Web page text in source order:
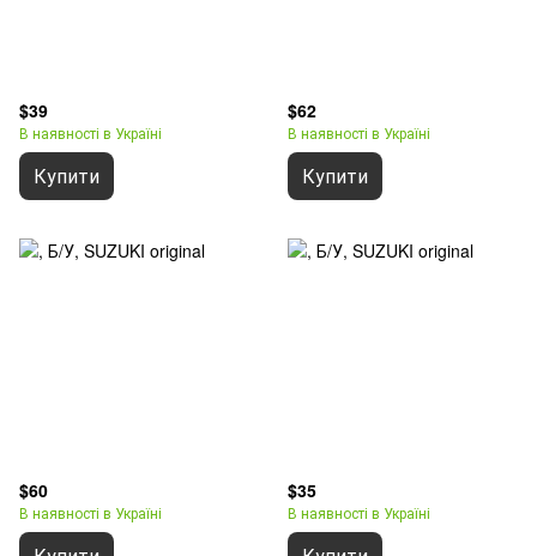
$39
В наявності в Україні
Купити
$62
В наявності в Україні
Купити
$60
В наявності в Україні
$35
В наявності в Україні